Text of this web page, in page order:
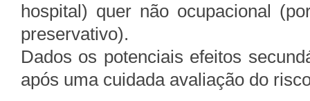
hospital) quer não ocupacional
preservativo).
Dados os potenciais efeitos
após uma cuidada avaliação do